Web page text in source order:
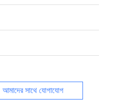
আমাদের সাথে যোগাযোগ